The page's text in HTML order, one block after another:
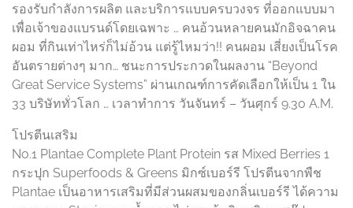
รองรับกำลังการผลิต และบริการแบบครบวงจร ที่ออกแบบมา
เพื่อเจ้าของแบรนด์โดยเฉพาะ … คนอ้วนหลายคนมักอิจฉาคน
ผอม ที่กินเท่าไหร่ก็ไม่อ้วน แต่รู้ไหมว่า!! คนผอม เสี่ยงเป็นโรค
อันตรายต่างๆ มาก… ชนะการประกวดในผลงาน “Beyond
Great Service Systems” ผ่านเกณฑ์การคัดเลือกให้เป็น 1 ใน
33 บริษัททั่วโลก … เวลาทำการ วันจันทร์ – วันศุกร์ 9.30 A.M.
โปรตีนเสริม
No.1 Plantae Complete Plant Protein รส Mixed Berries 1
กระปุก Superfoods & Greens มิกซ์เบอร์รี โปรตีนจากพืช
Plantae เป็นอาหารเสริมที่มีส่วนผสมของกลิ่นเบอร์รี ได้ความ